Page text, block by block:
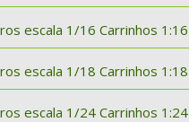
escala 1/16 Carrinhos 1:16
escala 1/18 Carrinhos 1:18
escala 1/24 Carrinhos 1:24